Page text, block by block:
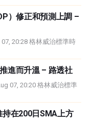
）修正和預測上調 –
20:28 格林威治標準時
進而升溫 – 路透社
07, 20:20 格林威治標準
在200日SMA上方